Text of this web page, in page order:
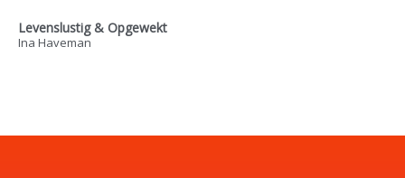
Levenslustig & Opgewekt
Ina Haveman